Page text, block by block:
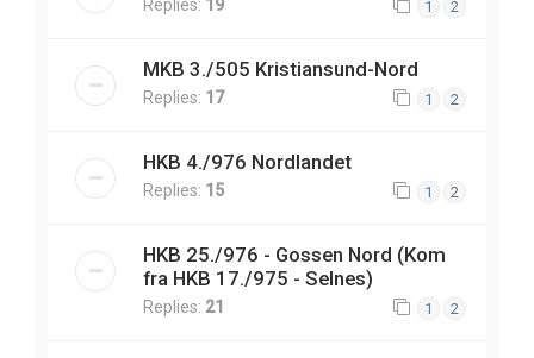
Replies: 19 1 2
MKB 3./505 Kristiansund-Nord
Replies: 17 1 2
HKB 4./976 Nordlandet
Replies: 15 1 2
HKB 25./976 - Gossen Nord (Kom
fra HKB 17./975 - Selnes)
Replies: 21 1 2